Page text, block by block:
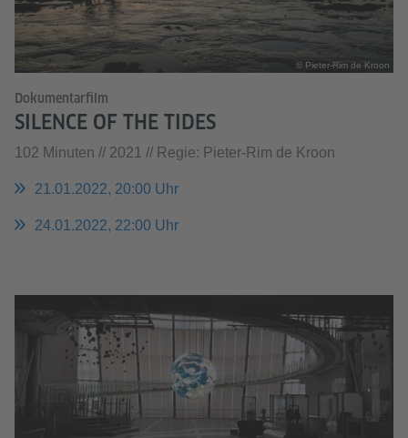
© Pieter-Rim de Kroon
Dokumentarfilm
SILENCE OF THE TIDES
102 Minuten // 2021 // Regie: Pieter-Rim de Kroon
21.01.2022, 20:00 Uhr
24.01.2022, 22:00 Uhr